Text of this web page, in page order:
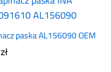
paska AL156090 OEM
zł